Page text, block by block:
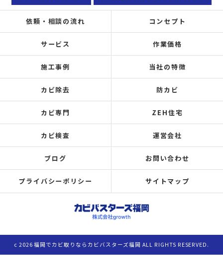
依頼・相談の流れ コンセプト
サービス 作業価格
施工事例 当社の特徴
カビ除去 防カビ
カビ専門 ZEH住宅
カビ検査 運営会社
ブログ お問い合わせ
プライバシーポリシー サイトマップ
c 2026 福岡でカビ取りならカビバスターズ福岡 ALL RIGHTS RESERVED.